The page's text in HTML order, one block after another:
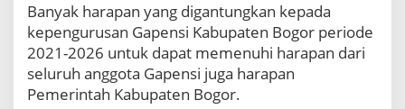
a
b
G
A
P
E
Banyak harapan yang digantungkan kepada
kepengurusan Gapensi Kabupaten Bogor periode
2021-2026 untuk dapat memenuhi harapan dari
seluruh anggota Gapensi juga harapan
Pemerintah Kabupaten Bogor.